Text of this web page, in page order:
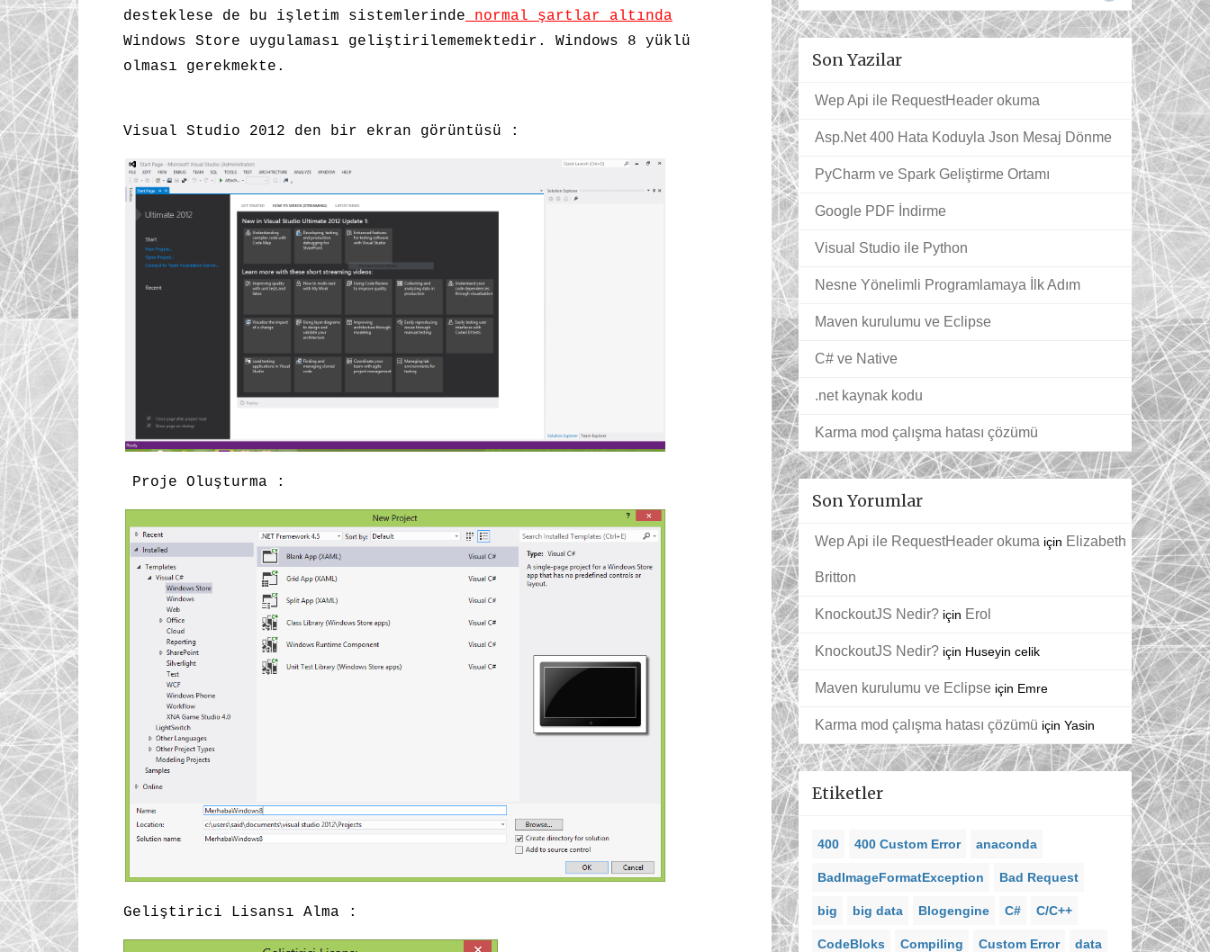
desteklese de bu işletim sistemlerinde normal şartlar altında
Windows Store uygulaması geliştirilememektedir. Windows 8 yüklü
olması gerekmekte.
Visual Studio 2012 den bir ekran görüntüsü :
Proje Oluşturma :
Geliştirici Lisansı Alma :
Son Yazilar
Wep Api ile RequestHeader okuma
Asp.Net 400 Hata Koduyla Json Mesaj Dönme
PyCharm ve Spark Geliştirme Ortamı
Google PDF İndirme
Visual Studio ile Python
Nesne Yönelimli Programlamaya İlk Adım
Maven kurulumu ve Eclipse
C# ve Native
.net kaynak kodu
Karma mod çalışma hatası çözümü
Son Yorumlar
Wep Api ile RequestHeader okuma için Elizabeth
Britton
KnockoutJS Nedir? için Erol
KnockoutJS Nedir? için Huseyin celik
Maven kurulumu ve Eclipse için Emre
Karma mod çalışma hatası çözümü için Yasin
Etiketler
400 400 Custom Error anaconda
BadImageFormatException Bad Request
big big data Blogengine C# C/C++
CodeBloks Compiling Custom Error data